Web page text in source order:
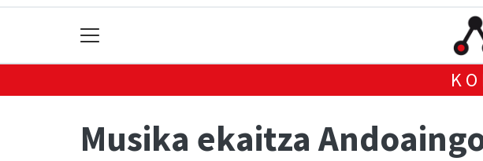
Musika ekaitza